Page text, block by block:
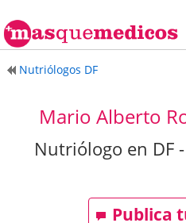
Nutriólogos DF
Mario Alberto
Nutriólogo en DF
Publica